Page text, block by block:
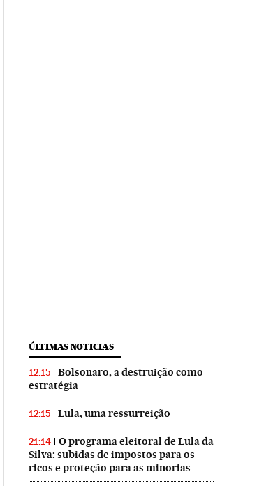
ÚLTIMAS NOTICIAS
12:15
Bolsonaro, a destruição como
estratégia
12:15 Lula, uma ressurreição
21:14
O programa eleitoral de Lula da
Silva: subidas de impostos para os
ricos e proteção para as minorias